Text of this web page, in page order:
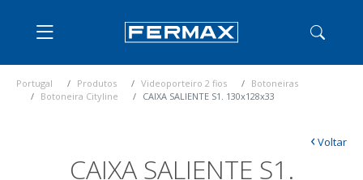
Portugal Produtos Videoporteiro 2 fios
Botoneiras
Botoneira Cityline
CAIXA SALIENTE S1. 130x128x33
CAIXA SALIENTE S1.
‹Voltar